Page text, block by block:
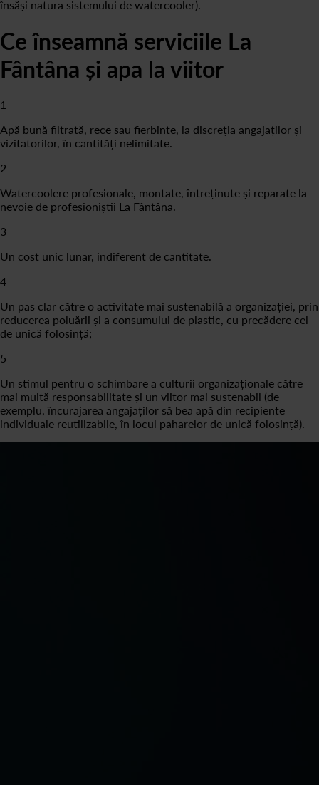
însăși natura sistemului de watercooler).
Ce înseamnă serviciile La
Fântâna și apa la viitor
1
Apă bună filtrată, rece sau fierbinte, la discreția angajaților și
vizitatorilor, în cantități nelimitate.
2
Watercoolere profesionale, montate, întreținute și reparate la
nevoie de profesioniștii La Fântâna.
3
Un cost unic lunar, indiferent de cantitate.
4
Un pas clar către o activitate mai sustenabilă a organizației, prin
reducerea poluării și a consumului de plastic, cu precădere cel
de unică folosință;
5
Un stimul pentru o schimbare a culturii organizaționale către
mai multă responsabilitate și un viitor mai sustenabil (de
exemplu, încurajarea angajaților să bea apă din recipiente
individuale reutilizabile, în locul paharelor de unică folosință).